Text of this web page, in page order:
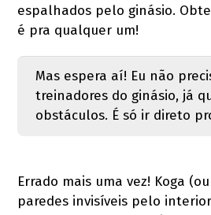
espalhados pelo ginásio.
é pra qualquer um!
Mas espera aí! Eu não
treinadores do ginásio, já
obstáculos. É só ir direto
Errado mais uma vez! Koga
paredes invisíveis pelo